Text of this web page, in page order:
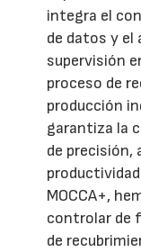
integra el
de datos y el
supervisión
proceso de
producción
garantiza la
de precisión,
MOCCA+,
controlar de
de